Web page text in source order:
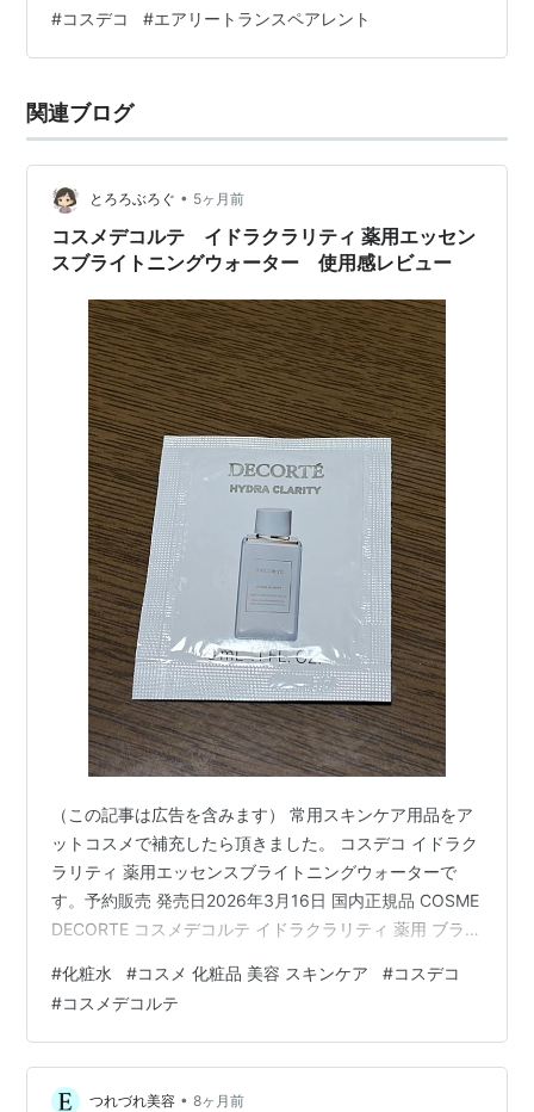
「日焼け止め」って「化粧下地にもなります」って書い
てあることが多い。そして今回頂いたアリィーのように
め効果を謳っていることも多い。しかも今回なんて、
日…
#コスデコ #エアリートランスペアレント
関連ブログ
とろろぶろぐ • 5ヶ月前
コスメデコルテ イドラクラリティ 薬用エッセン
スブライトニングウォーター 使用感レビュー
（この記事は広告を含みます） 常用スキンケア用品をア
ットコスメで補充したら頂きました。 コスデコ イドラク
ラリティ 薬用エッセンスブライトニングウォーターで
す。予約販売 発売日2026年3月16日 国内正規品 COSME
DECORTE コスメデコルテ イドラクラリティ 薬用 ブライ
キンケア コスメ メイク 誕生日 記念日 母の日 プレゼント
ギフト 彼女 妻 母 女性 人気 ご褒美 忘年会価格：6,820円
（税込、送料無料) (2026/2/10時点) 楽天で購入 アットコ
スメって発売直前のコスメも貰えるんですね…！嬉し
い。 …
#化粧水 #コスメ 化粧品 美容 スキンケア #コスデコ
#コスメデコルテ
つれづれ美容 • 8ヶ月前